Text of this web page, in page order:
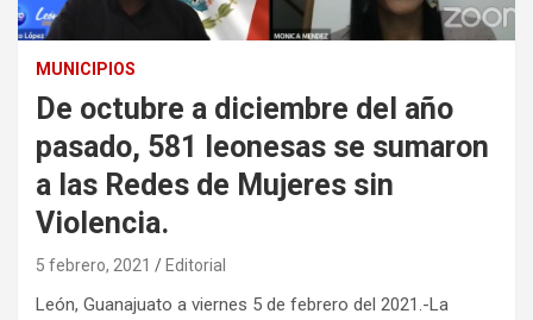
MUNICIPIOS
De octubre a diciembre del año
pasado, 581 leonesas se sumaron
a las Redes de Mujeres sin
Violencia.
5 febrero, 2021 Editorial
León, Guanajuato a viernes 5 de febrero del 2021.-La